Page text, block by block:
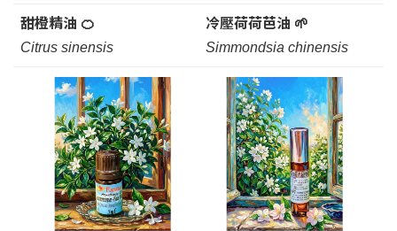
甜橙精油 🍊
Citrus sinensis
冷壓荷荷芭油 🌱
Simmondsia chinensis